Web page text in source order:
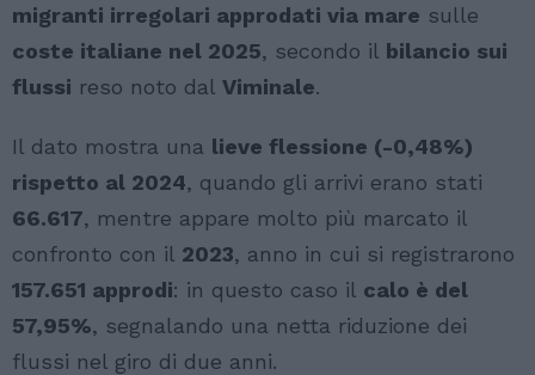
migranti irregolari approdati via mare sulle
coste italiane nel 2025, secondo il bilancio sui
flussi reso noto dal Viminale.
Il dato mostra una lieve flessione (-0,48%)
rispetto al 2024, quando gli arrivi erano stati
66.617, mentre appare molto più marcato il
confronto con il 2023, anno in cui si registrarono
157.651 approdi: in questo caso il calo è del
57,95%, segnalando una netta riduzione dei
flussi nel giro di due anni.